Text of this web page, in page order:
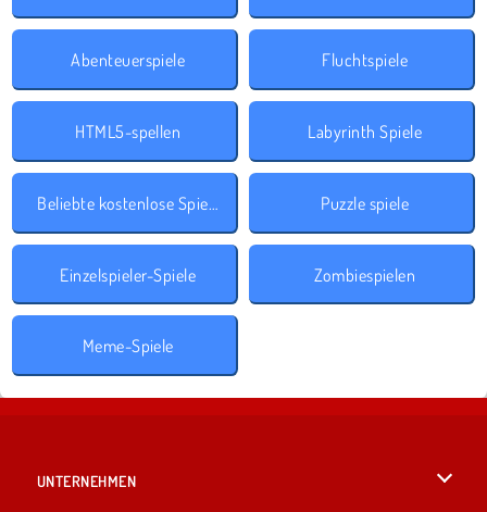
Abenteuerspiele Fluchtspiele
HTML5-spellen Labyrinth Spiele
Beliebte kostenlose Spiele Puzzle spiele
Einzelspieler-Spiele Zombiespielen
Meme-Spiele
UNTERNEHMEN